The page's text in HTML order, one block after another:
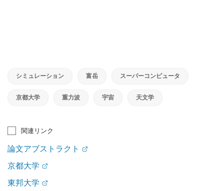
シミュレーション 富岳 スーパーコンピュータ
京都大学 重力波 宇宙 天文学
関連リンク
論文アブストラクト
京都大学
東邦大学